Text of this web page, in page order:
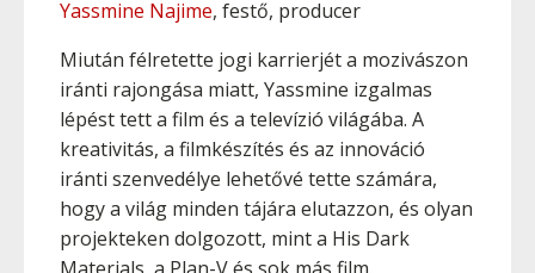
Yassmine Najime, festő, producer
Miután félretette jogi karrierjét a mozivászon
iránti rajongása miatt, Yassmine izgalmas
lépést tett a film és a televízió világába. A
kreativitás, a filmkészítés és az innováció
iránti szenvedélye lehetővé tette számára,
hogy a világ minden tájára elutazzon, és olyan
projekteken dolgozott, mint a His Dark